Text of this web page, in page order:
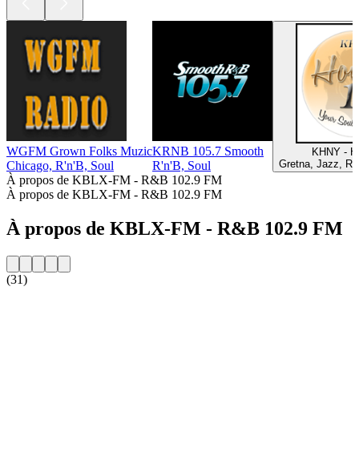
WGFM Grown Folks Muzic
Chicago, R'n'B, Soul
KRNB 105.7 Smooth
R'n'B, Soul
KHNY -
Gretna, Jazz,
À propos de KBLX-FM - R&B 102.9 FM
À propos de KBLX-FM - R&B 102.9 FM
À propos de KBLX-FM - R&B 102.9 FM
(31)